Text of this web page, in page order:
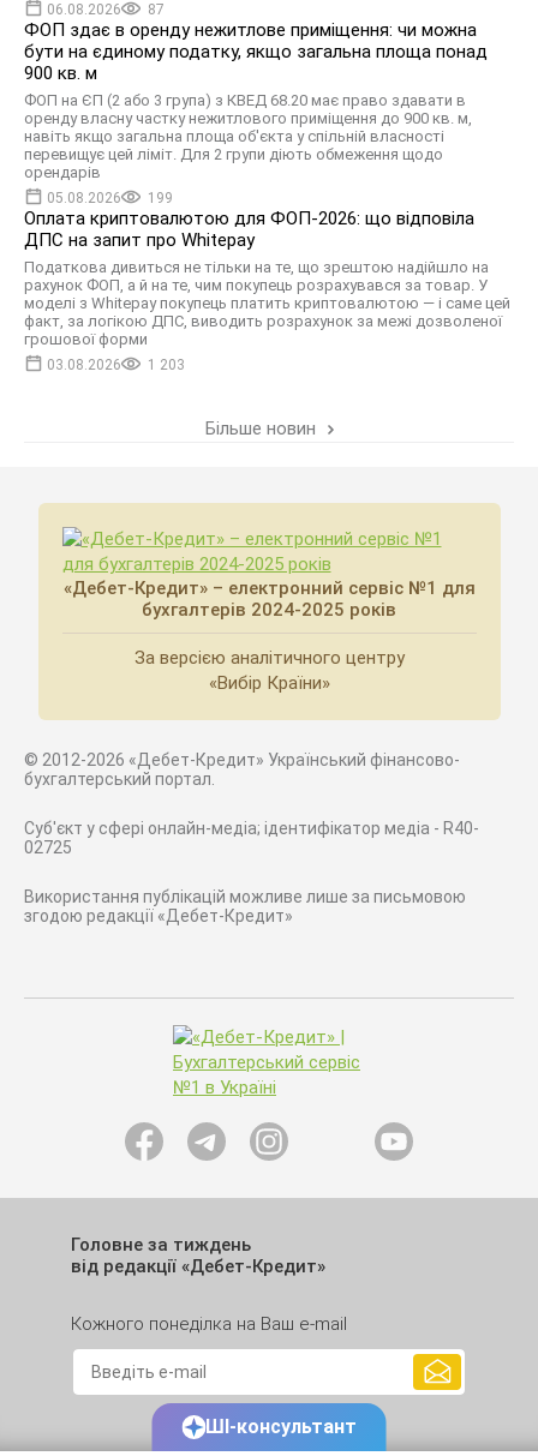
06.08.2026 87
ФОП здає в оренду нежитлове приміщення: чи можна
бути на єдиному податку, якщо загальна площа понад
900 кв. м
ФОП на ЄП (2 або 3 група) з КВЕД 68.20 має право здавати в
оренду власну частку нежитлового приміщення до 900 кв. м,
навіть якщо загальна площа об'єкта у спільній власності
перевищує цей ліміт. Для 2 групи діють обмеження щодо
орендарів
05.08.2026 199
Оплата криптовалютою для ФОП-2026: що відповіла
ДПС на запит про Whitepay
Податкова дивиться не тільки на те, що зрештою надійшло на
рахунок ФОП, а й на те, чим покупець розрахувався за товар. У
моделі з Whitepay покупець платить криптовалютою — і саме цей
факт, за логікою ДПС, виводить розрахунок за межі дозволеної
грошової форми
03.08.2026 1 203
Більше новин
«Дебет-Кредит» – електронний сервіс №1 для
бухгалтерів 2024-2025 років
За версією аналітичного центру
«Вибір Країни»
© 2012-2026 «Дебет-Кредит» Український фінансово-
бухгалтерський портал.
Суб'єкт у сфері онлайн-медіа; ідентифікатор медіа - R40-
02725
Використання публікацій можливе лише за письмовою
згодою редакції «Дебет-Кредит»
Головне за тиждень
від редакції «Дебет-Кредит»
Кожного понеділка на Ваш e-mail
ШІ-консультант